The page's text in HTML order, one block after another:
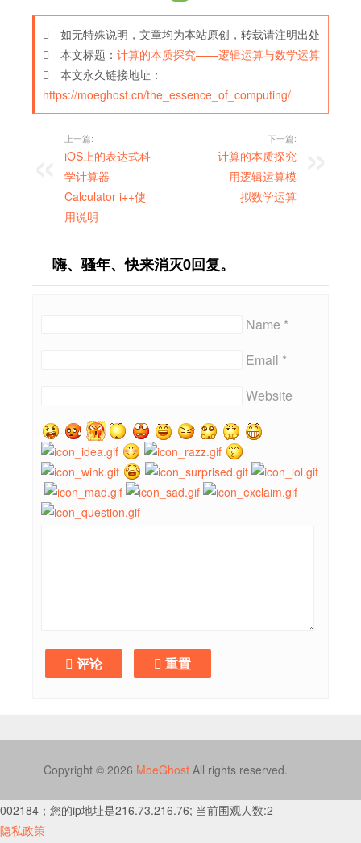
如无特殊说明，文章均为本站原创，转载请注明出处
本文标题： 计算的本质探究——逻辑运算与数学运算
本文永久链接地址：
https://moeghost.cn/the_essence_of_computing/
上一篇:
iOS上的表达式科
学计算器
Calculator i++使
用说明
下一篇:
计算的本质探究
——用逻辑运算模
拟数学运算
嗨、骚年、快来消灭0回复。
Name *
Email *
Website
评论 重置
Copyright © 2026 MoeGhost All rights reserved.
002184；您的ip地址是216.73.216.76; 当前围观人数:2
隐私政策